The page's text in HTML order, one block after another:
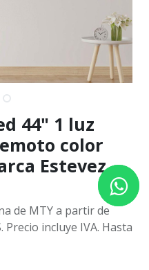
44" 1 luz
color
Estevez
de MTY a partir de
Precio incluye IVA. Hasta